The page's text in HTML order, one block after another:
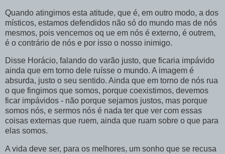
Quando atingimos esta atitude, que é, em outro modo, a dos
místicos, estamos defendidos não só do mundo mas de nós
mesmos, pois vencemos oq ue em nós é externo, é outrem,
é o contrário de nós e por isso o nosso inimigo.
Disse Horácio, falando do varão justo, que ficaria impávido
ainda que em torno dele ruísse o mundo. A imagem é
absurda, justo o seu sentido. Ainda que em torno de nós rua
o que fingimos que somos, porque coexistimos, devemos
ficar impávidos - não porque sejamos justos, mas porque
somos nós, e sermos nós é nada ter que ver com essas
coisas externas que ruem, ainda que ruam sobre o que para
elas somos.
A vida deve ser, para os melhores, um sonho que se recusa